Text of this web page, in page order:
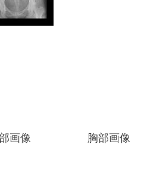
画像 胸部画像